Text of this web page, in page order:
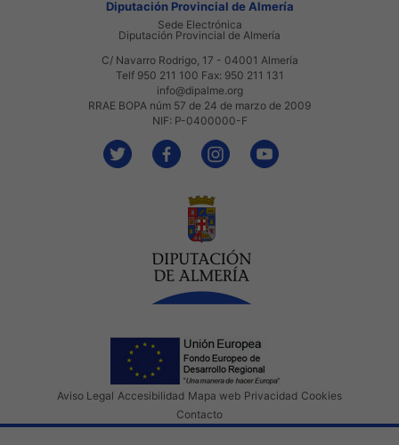
Diputación Provincial de Almería
Sede Electrónica
Diputación Provincial de Almería
C/ Navarro Rodrigo, 17 - 04001 Almería
Telf 950 211 100 Fax: 950 211 131
info@dipalme.org
RRAE BOPA núm 57 de 24 de marzo de 2009
NIF: P-0400000-F
Aviso Legal Accesibilidad Mapa web Privacidad Cookies
Contacto